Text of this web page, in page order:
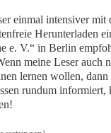
einmal intensiver
Herunterladen
e. V.“ in Berlin
meine Leser auch
lernen wollen, dann
rundum